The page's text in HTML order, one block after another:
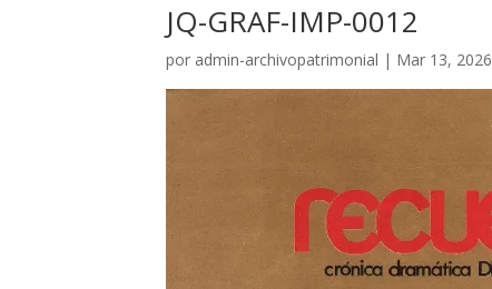
JQ-GRAF-IMP-0012
por admin-archivopatrimonial | Mar 13, 2026